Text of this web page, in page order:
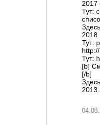
2017
Тут:
2018
Тут:
Тут:
[b]
[/b]